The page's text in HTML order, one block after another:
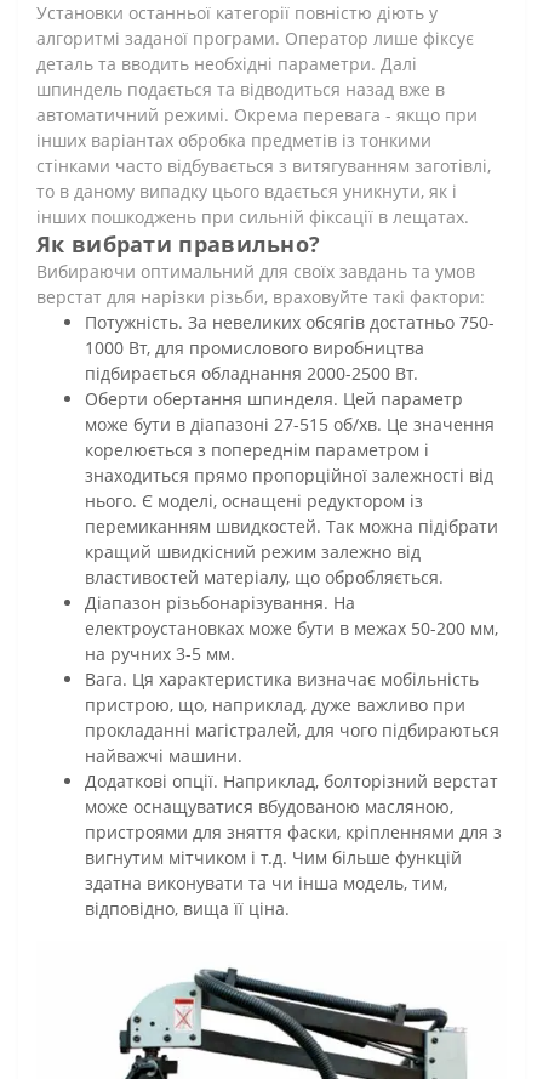
Установки останньої категорії повністю діють у
алгоритмі заданої програми. Оператор лише фіксує
деталь та вводить необхідні параметри. Далі
шпиндель подається та відводиться назад вже в
автоматичний режимі. Окрема перевага - якщо при
інших варіантах обробка предметів із тонкими
стінками часто відбувається з витягуванням заготівлі,
то в даному випадку цього вдається уникнути, як і
інших пошкоджень при сильній фіксації в лещатах.
Як вибрати правильно?
Вибираючи оптимальний для своїх завдань та умов
верстат для нарізки різьби, враховуйте такі фактори:
Потужність. За невеликих обсягів достатньо 750-
1000 Вт, для промислового виробництва
підбирається обладнання 2000-2500 Вт.
Оберти обертання шпинделя. Цей параметр
може бути в діапазоні 27-515 об/хв. Це значення
корелюється з попереднім параметром і
знаходиться прямо пропорційної залежності від
нього. Є моделі, оснащені редуктором із
перемиканням швидкостей. Так можна підібрати
кращий швидкісний режим залежно від
властивостей матеріалу, що обробляється.
Діапазон різьбонарізування. На
електроустановках може бути в межах 50-200 мм,
на ручних 3-5 мм.
Вага. Ця характеристика визначає мобільність
пристрою, що, наприклад, дуже важливо при
прокладанні магістралей, для чого підбираються
найважчі машини.
Додаткові опції. Наприклад, болторізний верстат
може оснащуватися вбудованою масляною,
пристроями для зняття фаски, кріпленнями для з
вигнутим мітчиком і т.д. Чим більше функцій
здатна виконувати та чи інша модель, тим,
відповідно, вища її ціна.